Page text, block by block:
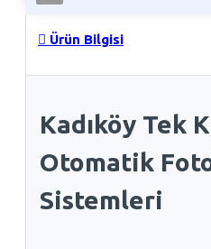
Ürün Bilgisi
Kadıköy Tek
Otomatik
Sistemleri